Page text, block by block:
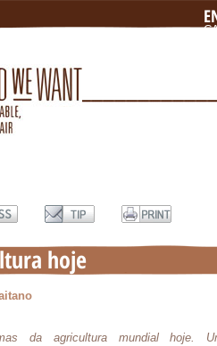
hoje
da agricultura mundial hoje.